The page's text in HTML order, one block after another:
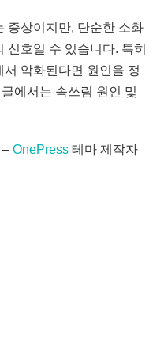
증상이지만, 단순한 소화
신호일 수 있습니다. 특히
악화된다면 원인을 정
에서는 속쓰림 원인 및
– OnePress 테마 제작자